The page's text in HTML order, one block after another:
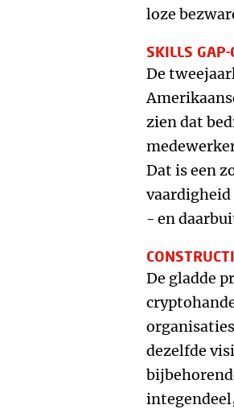
loze
SKILLS GAP-
De
zien dat
Dat is een
vaardigheid
- en
De gladde
dezelfde